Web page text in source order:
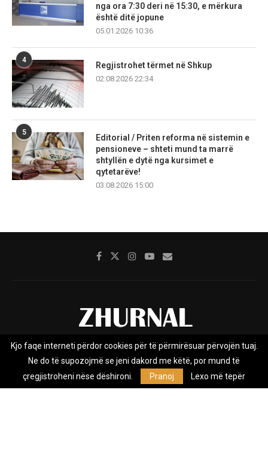
nga ora 7:30 deri në 15:30, e mërkura
është ditë jopune
05.01.2026 10:36
4
Regjistrohet tërmet në Shkup
02.08.2026 22:34
5
Editorial / Priten reforma në sistemin e
pensioneve – shteti mund ta marrë
shtyllën e dytë nga kursimet e
qytetarëve!
03.08.2026 15:00
Rreth nesh Impresumi Marketing
Kontakt
Privacy Policy
Zhurnal.mk është Agjenci e Lajmeve e pavarur, e themeluar në vitin
Kjo faqe interneti përdor cookies për të përmirësuar përvojën tuaj.
Ne do të supozojmë se jeni dakord me këtë, por mund të
çregjistroheni nëse dëshironi.
Pranoj Lexo më tepër